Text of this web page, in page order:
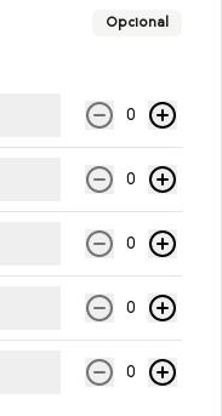
Opcional
0
0
0
0
0